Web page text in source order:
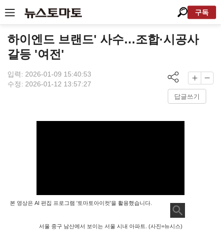
구독
하이엔드 브랜드' 사수…조합·시공사
갈등 '여전'
입력: 2026-01-09 15:40:53
수정: 2026-01-12 13:57:27
답글쓰기
본 영상은 AI 편집 프로그램 '토마토아이컷'을 활용했습니다.
서울 중구 남산에서 보이는 서울 시내 아파트. (사진=뉴시스)